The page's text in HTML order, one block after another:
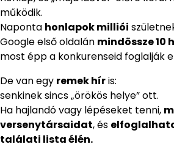
működik.
Naponta honlapok milliói
Google első oldalán mindössze 10
most épp a konkurenseid foglalják
De van egy remek híris:
senkinek sincs „örökös helye” ott.
Ha hajlandó vagy lépéseket tenni,
versenytársaidat, és
találati lista élén.